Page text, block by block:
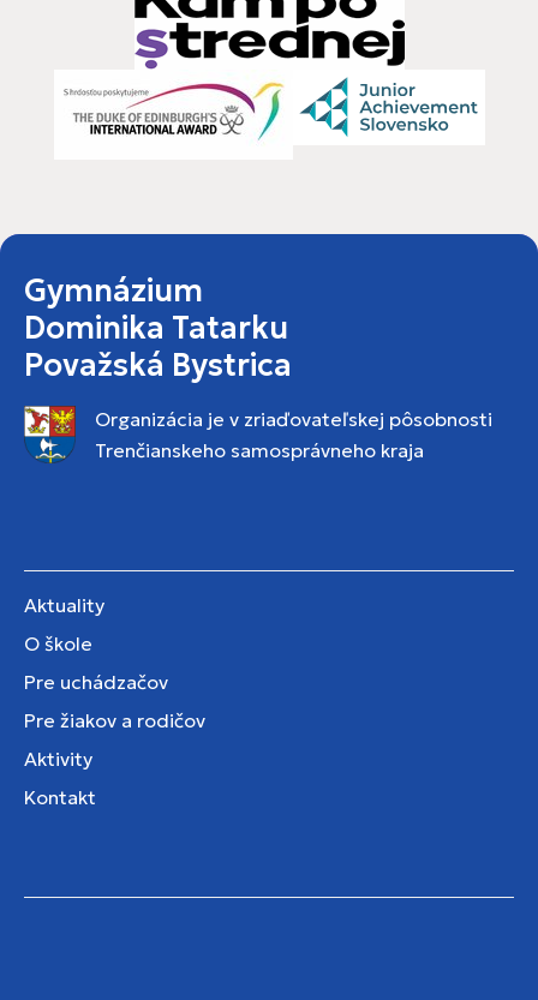
Gymnázium
Dominika Tatarku
Považská Bystrica
Organizácia je v zriaďovateľskej pôsobnosti
Trenčianskeho samosprávneho kraja
Aktuality
O škole
Pre uchádzačov
Pre žiakov a rodičov
Aktivity
Kontakt